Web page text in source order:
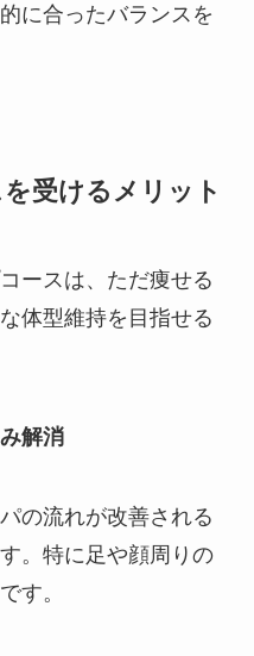
に合ったバランスを
受けるメリット
ースは、ただ痩せる
体型維持を目指せる
解消
の流れが改善される
。特に足や顔周りの
す。